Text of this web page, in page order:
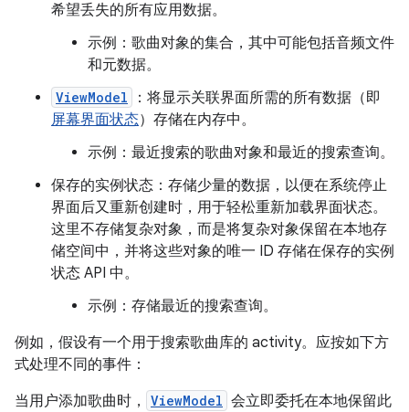
希望丢失的所有应用数据。
示例：歌曲对象的集合，其中可能包括音频文件
和元数据。
ViewModel
：将显示关联界面所需的所有数据（即
屏幕界面状态）存储在内存中。
示例：最近搜索的歌曲对象和最近的搜索查询。
保存的实例状态：存储少量的数据，以便在系统停止
界面后又重新创建时，用于轻松重新加载界面状态。
这里不存储复杂对象，而是将复杂对象保留在本地存
储空间中，并将这些对象的唯一 ID 存储在保存的实例
状态 API 中。
示例：存储最近的搜索查询。
例如，假设有一个用于搜索歌曲库的 activity。应按如下方
式处理不同的事件：
当用户添加歌曲时，
ViewModel 会立即委托在本地保留此